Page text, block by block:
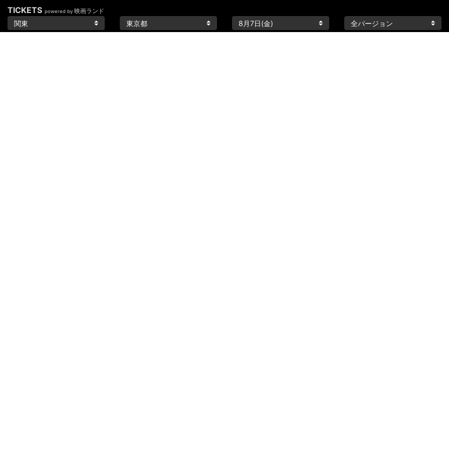
TICKETS powered by 映画ランド